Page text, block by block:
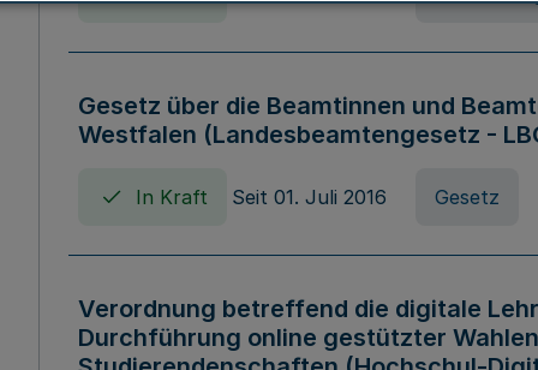
Gesetz über die Beamtinnen und
Westfalen (Landesbeamtengesetz -
In Kraft Seit 01. Juli 2016 Gesetz
Verordnung betreffend die digitale
Durchführung online gestützter